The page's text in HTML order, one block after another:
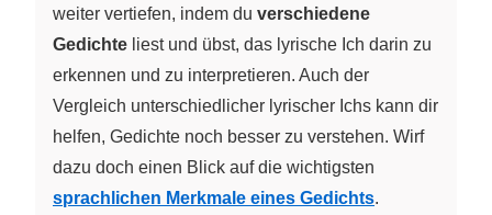
weiter vertiefen, indem du verschiedene
Gedichte liest und übst, das lyrische Ich darin zu
erkennen und zu interpretieren. Auch der
Vergleich unterschiedlicher lyrischer Ichs kann dir
helfen, Gedichte noch besser zu verstehen. Wirf
dazu doch einen Blick auf die wichtigsten
sprachlichen Merkmale eines Gedichts.